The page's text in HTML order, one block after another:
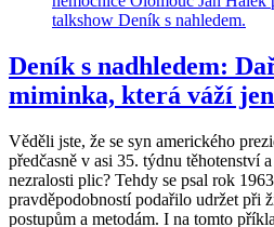
Deník s nadhledem:
miminka, která váží
Věděli jste, že se syn amerického
předčasně v asi 35. týdnu těhotenství
nezralosti plic? Tehdy se psal rok
pravděpodobností podařilo udržet při
postupům a metodám. I na tomto